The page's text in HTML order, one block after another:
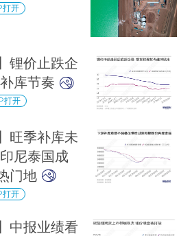
打开
锂价止跌企
库节奏
打开
旺季补库未
尼泰国成
门地
打开
中报业绩看